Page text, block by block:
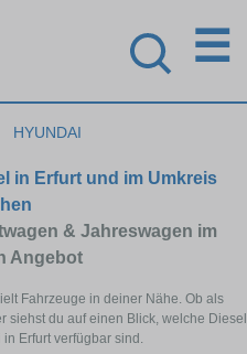
☰
HYUNDAI
in Erfurt und im Umkreis
& Jahreswagen im
Angebot
Fahrzeuge in deiner Nähe. Ob als
siehst du auf einen Blick, welche Diesel
Erfurt verfügbar sind.